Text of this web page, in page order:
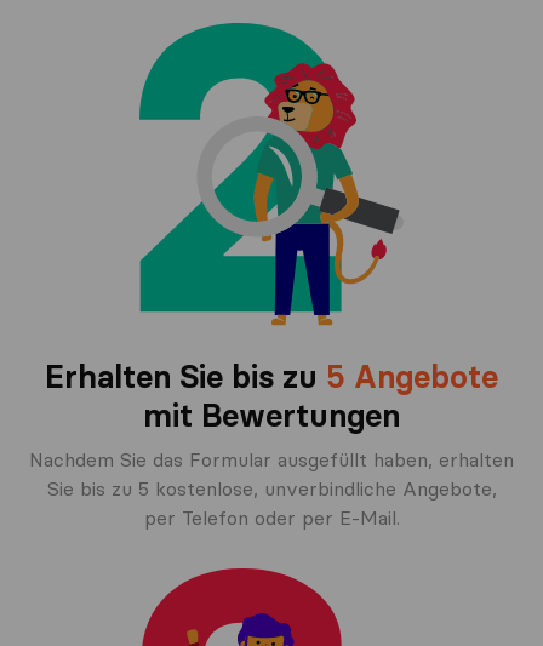
Erhalten Sie bis zu 5 Angebote
mit Bewertungen
Nachdem Sie das Formular ausgefüllt haben, erhalten
Sie bis zu 5 kostenlose, unverbindliche Angebote,
per Telefon oder per E-Mail.